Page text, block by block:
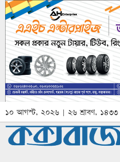
১০ আগস্ট, ২০২৬ | ২৬ শ্রাবণ,